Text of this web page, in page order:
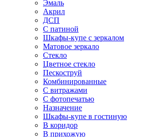
Эмаль
Акрил
ДСП
С патиной
Шкафы-купе с зеркалом
Матовое зеркало
Стекло
Цветное стекло
Пескоструй
Комбинированные
С витражами
С фотопечатью
Назначение
Шкафы-купе в гостиную
В коридор
В прихожую